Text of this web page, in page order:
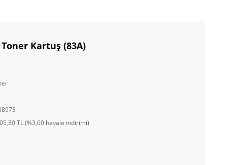
Toner Kartuş (83A)
TL (%3,00 havale indirimi)